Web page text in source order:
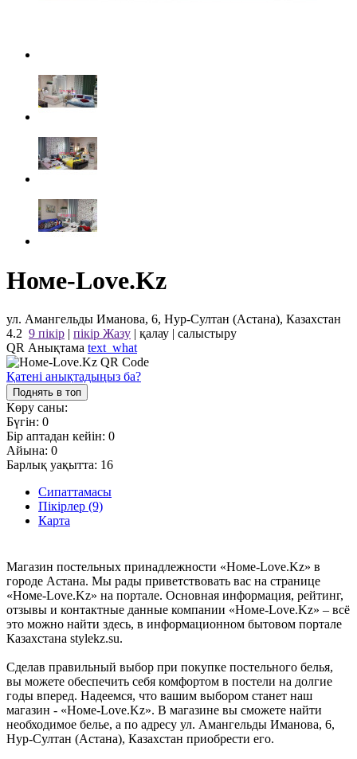
Номе-Love.Kz
ул. Амангельды Иманова, 6, Нур-Султан (Астана), Казахстан
4.2 9 пікір | пікір Жазу | қалау | салыстыру
QR Анықтама text_what
Қатені анықтадыңыз ба?
Поднять в топ
Көру саны:
Бүгін: 0
Бір аптадан кейін: 0
Айына: 0
Барлық уақытта: 16
Сипаттамасы
Пікірлер (9)
Карта
Магазин постельных принадлежности «Номе-Love.Kz» в
городе Астана. Мы рады приветствовать вас на странице
«Номе-Love.Kz» на портале. Основная информация, рейтинг,
отзывы и контактные данные компании «Номе-Love.Kz» – всё
это можно найти здесь, в информационном бытовом портале
Казахстана stylekz.su.
Сделав правильный выбор при покупке постельного белья,
вы можете обеспечить себя комфортом в постели на долгие
годы вперед. Надеемся, что вашим выбором станет наш
магазин - «Номе-Love.Kz». В магазине вы сможете найти
необходимое белье, а по адресу ул. Амангельды Иманова, 6,
Нур-Султан (Астана), Казахстан приобрести его.